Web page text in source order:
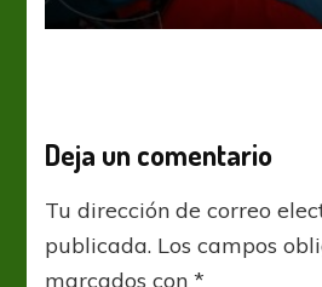
Deja un comentario
Tu dirección de correo
publicada. Los campos
marcados con*